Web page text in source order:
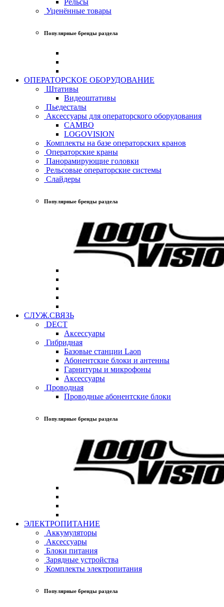
Уценённые товары
Популярные бренды раздела
ОПЕРАТОРСКОЕ ОБОРУДОВАНИЕ
Штативы
Видеоштативы
Пьедесталы
Аксессуары для операторского оборудования
CAMBO
LOGOVISION
Комплекты на базе операторских кранов
Операторские краны
Панорамирующие головки
Рельсовые операторские системы
Слайдеры
Популярные бренды раздела
СЛУЖ.СВЯЗЬ
DECT
Аксессуары
Гибридная
Базовые станции Laon
Абонентские блоки и антенны
Гарнитуры и микрофоны
Аксессуары
Проводная
Проводные абонентские блоки
Популярные бренды раздела
ЭЛЕКТРОПИТАНИЕ
Аккумуляторы
Аксессуары
Блоки питания
Зарядные устройства
Комплекты электропитания
Популярные бренды раздела